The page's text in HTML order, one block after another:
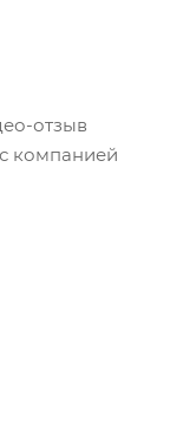
отзыв
компанией